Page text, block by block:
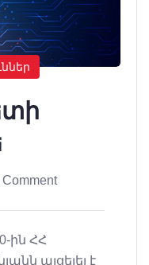
Comment
ին ՀՀ
այցելել է